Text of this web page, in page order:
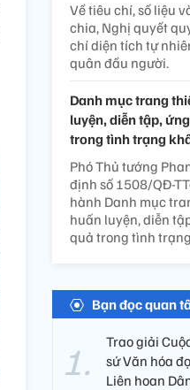
Về tiêu chí, số liệu
chia, Nghị quyết
chí diện tích tự
quân đầu người.
Danh mục trang
luyện, diễn tập,
trong tình trạng
Phó Thủ tướng
định số 1508/QĐ-
hành Danh mục
huấn luyện, diễn
quả trong tình
Bạn đọc quan
Trao giải
sứ Văn hóa
Liên hoan